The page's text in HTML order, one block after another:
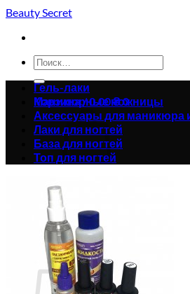
Skip
content
Beauty Secret
Искать:
Корзина /0.00₴0
Вернуться в магазин
Корзина
Гель-лаки
Маникюрные ножницы
Аксессуары для маникюра
Лаки для ногтей
База для ногтей
Топ для ногтей